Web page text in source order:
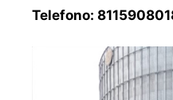
Telefono: